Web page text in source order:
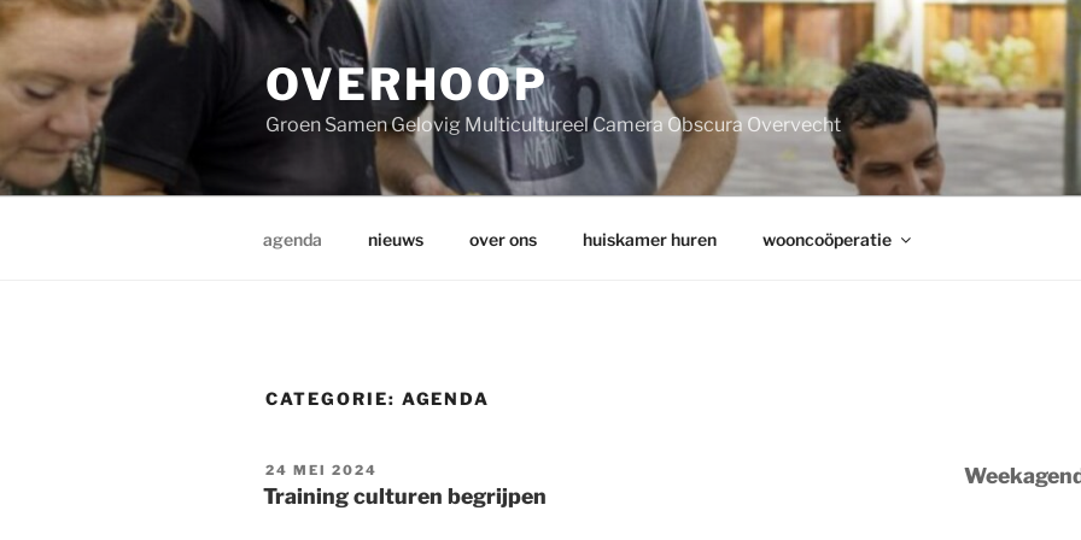
Ga
naar
de
inhoud
OVERHOOP
Groen Samen Gelovig Multicultureel Camera Obscura Overvecht
agenda nieuws over ons huiskamer huren wooncoöperatie
CATEGORIE: AGENDA
GEPLAATST
OP
24 MEI 2024
Training culturen begrijpen